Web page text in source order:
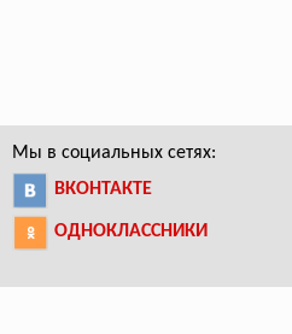
Мы в социальных сетях:
ВКОНТАКТЕ
ОДНОКЛАССНИКИ